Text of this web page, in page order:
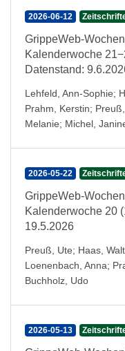
2026-06-12
GrippeWeb-
Kalenderwoche
Datenstand:
Lehfeld, Ann-Sophie;
Prahm, Kerstin;
Melanie; Michel,
2026-05-22
GrippeWeb-
Kalenderwoche 20
19.5.2026
Preuß, Ute; Haas,
Loenenbach, Anna;
Buchholz, Udo
2026-05-13